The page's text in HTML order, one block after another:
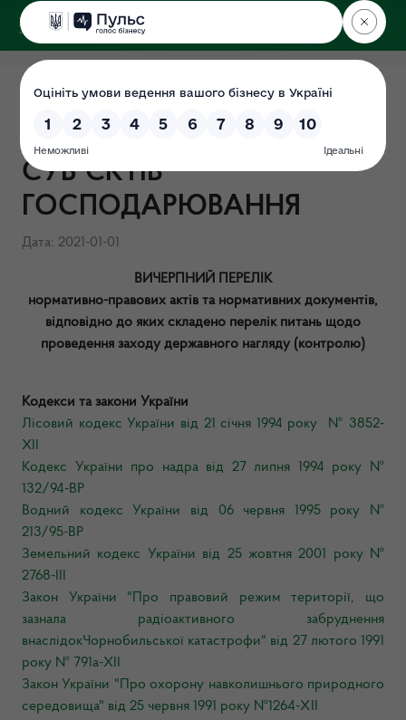
ДЕРЖЕКОІНСПЕКЦІЯ
ПЕРЕЛІК НОРМАТИВНО-
ПРАВОВИХ АКТІВ ДО
СУБ`ЄКТІВ
ГОСПОДАРЮВАННЯ
Дата: 2021-01-01
ВИЧЕРПНИЙ ПЕРЕЛІК
нормативно-правових актів та нормативних документів,
відповідно до яких складено перелік питань щодо
проведення заходу державного нагляду (контролю)
Кодекси та закони України
Лісовий кодекс України від 21 січня 1994 року № 3852-
XII
Кодекс України про надра від 27 липня 1994 року №
132/94-ВР
Водний кодекс України від 06 червня 1995 року №
213/95-ВР
Земельний кодекс України від 25 жовтня 2001 року №
2768-III
Закон України "Про правовий режим території, що
зазнала радіоактивного забруднення
внаслідокЧорнобильської катастрофи" від 27 лютого 1991
року № 791а-XII
Закон України "Про охорону навколишнього природного
середовища" від 25 червня 1991 року №1264-ХІІ